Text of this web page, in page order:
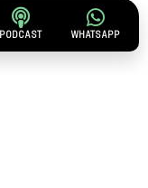
PODCAST WHATSAPP